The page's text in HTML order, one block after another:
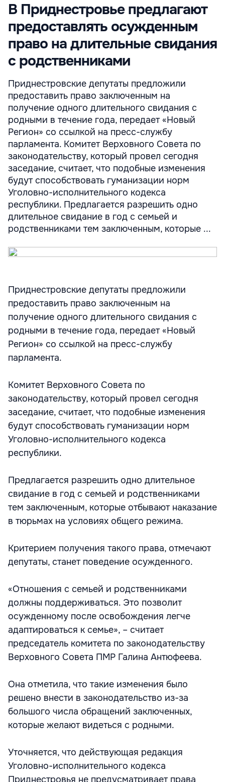
В Приднестровье предлагают
предоставлять осужденным
право на длительные свидания
с родственниками
Приднестровские депутаты предложили
предоставить право заключенным на
получение одного длительного свидания с
родными в течение года, передает «Новый
Регион» со ссылкой на пресс-службу
парламента. Комитет Верховного Совета по
законодательству, который провел сегодня
заседание, считает, что подобные изменения
будут способствовать гуманизации норм
Уголовно-исполнительного кодекса
республики. Предлагается разрешить одно
длительное свидание в год с семьей и
родственниками тем заключенным, которые ...
Приднестровские депутаты предложили
предоставить право заключенным на
получение одного длительного свидания с
родными в течение года, передает «Новый
Регион» со ссылкой на пресс-службу
парламента.
Комитет Верховного Совета по
законодательству, который провел сегодня
заседание, считает, что подобные изменения
будут способствовать гуманизации норм
Уголовно-исполнительного кодекса
республики.
Предлагается разрешить одно длительное
свидание в год с семьей и родственниками
тем заключенным, которые отбывают наказание
в тюрьмах на условиях общего режима.
Критерием получения такого права, отмечают
депутаты, станет поведение осужденного.
«Отношения с семьей и родственниками
должны поддерживаться. Это позволит
осужденному после освобождения легче
адаптироваться к семье», – считает
председатель комитета по законодательству
Верховного Совета ПМР Галина Антюфеева.
Она отметила, что такие изменения было
решено внести в законодательство из-за
большого числа обращений заключенных,
которые желают видеться с родными.
Уточняется, что действующая редакция
Уголовно-исполнительного кодекса
Приднестровья не предусматривает права